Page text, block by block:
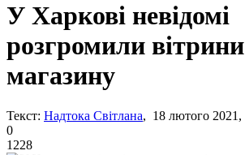
У Харкові невідомі
розгромили вітрини
магазину
Текст: Надтока Світлана, 18 лютого 2021,
0
1228